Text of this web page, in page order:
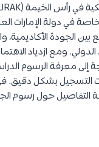
في دولة الإمارات
الجودة الأكاديمية،
الدولي. ومع ازدياد
إلى معرفة الرسوم
بشكل دقيق.
التفاصيل حول رسوم